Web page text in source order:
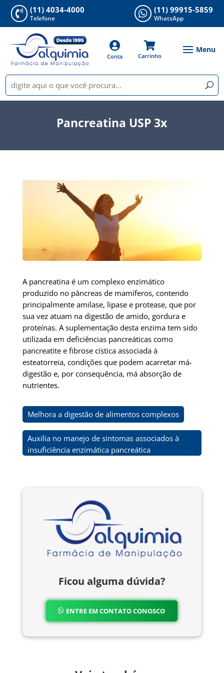
 (11) 4034-4000
Telefone  (11) 99915-5859
WhatsApp

Conta

Carrinho
Pancreatina USP 3x
A pancreatina é um complexo enzimático
produzido no pâncreas de mamíferos, contendo
principalmente amilase, lipase e protease, que por
sua vez atuam na digestão de amido, gordura e
proteínas. A suplementação desta enzima tem sido
utilizada em deficiências pancreáticas como
pancreatite e fibrose cística associada à
esteatorreia, condições que podem acarretar má-
digestão e, por consequência, má absorção de
nutrientes.
Melhora a digestão de alimentos complexos
Auxilia no manejo de sintomas associados à
insuficiência enzimática pancreática
Ficou alguma dúvida?
ENTRE EM CONTATO CONOSCO